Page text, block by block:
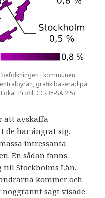
i kommunen
grafik baserad på
CC-BY-SA 2.5)
att avskaffa
de har ångrat sig.
intressanta
En sådan fanns
Stockholms Län.
kommer och
sagt visade